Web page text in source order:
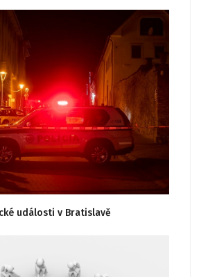
události v Bratislavě